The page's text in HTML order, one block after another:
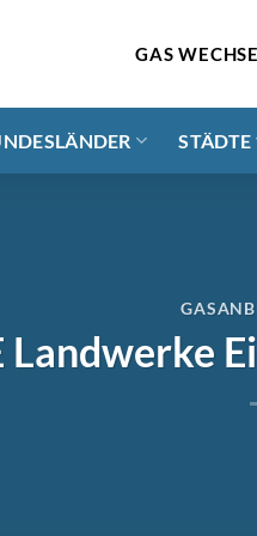
GAS
STÄDTE
Landwerke